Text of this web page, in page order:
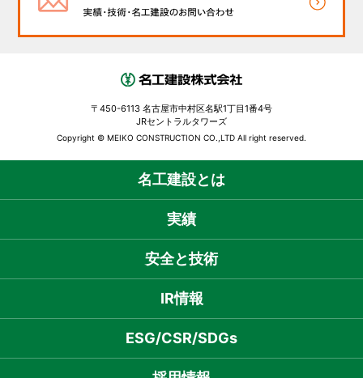
〒450-6113 名古屋市中村区名駅1丁目1番4号
JRセントラルタワーズ
Copyright © MEIKO CONSTRUCTION CO.,LTD All right reserved.
名工建設とは
実績
安全と技術
IR情報
ESG/CSR/SDGs